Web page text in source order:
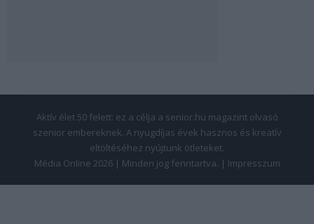
Aktív élet 50 felett: ez a célja a senior.hu magazint olvasó
szenior embereknek. A nyugdíjas évek hasznos és kreatív
eltöltéséhez nyújtunk ötleteket.
Média Online 2026 | Minden jog fenntartva. | Impresszum